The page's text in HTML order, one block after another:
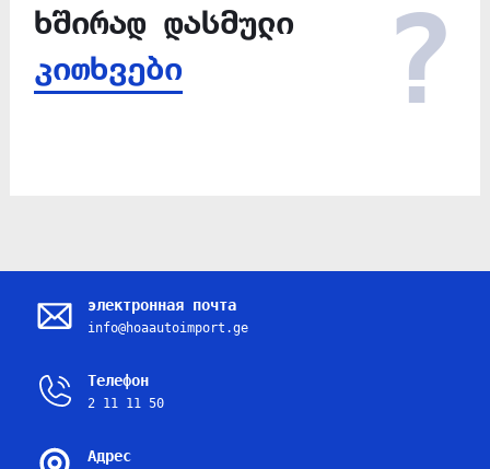
ხშირად დასმული
კითხვები
электронная почта
info@hoaautoimport.ge
Телефон
2 11 11 50
Адрес